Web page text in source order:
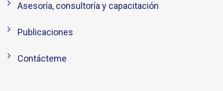
Asesoría, consultoría y capacitación
Publicaciones
Contácteme